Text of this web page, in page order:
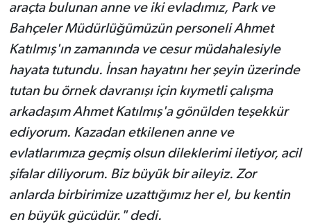
araçta bulunan anne ve iki evladımız, Park ve
Bahçeler Müdürlüğümüzün personeli Ahmet
Katılmış'ın zamanında ve cesur müdahalesiyle
hayata tutundu. İnsan hayatını her şeyin üzerinde
tutan bu örnek davranışı için kıymetli çalışma
arkadaşım Ahmet Katılmış'a gönülden teşekkür
ediyorum. Kazadan etkilenen anne ve
evlatlarımıza geçmiş olsun dileklerimi iletiyor, acil
şifalar diliyorum. Biz büyük bir aileyiz. Zor
anlarda birbirimize uzattığımız her el, bu kentin
en büyük gücüdür." dedi.